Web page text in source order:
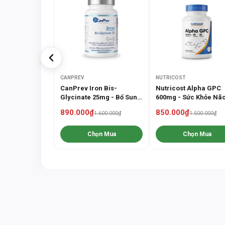
CANPREV
CanPrev Iron Bis-
Glycinate 25mg - Bổ Sung
890.000₫1.600.000₫
Chọn Mua
NUTRICOST
Nutricost Alpha GPC
600mg - Sức Khỏe
Viên)
850.000₫1.500.000₫
Chọn Mua